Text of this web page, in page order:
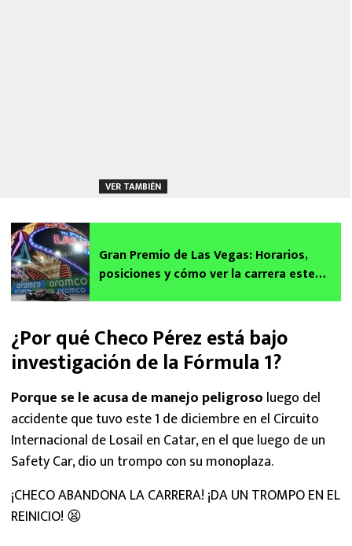
VER TAMBIÉN
Gran Premio de Las Vegas: Horarios,
posiciones y cómo ver la carrera este
¿Por qué Checo Pérez está bajo
investigación de la Fórmula 1?
Porque se le acusa de manejo peligroso luego del
accidente que tuvo este 1 de diciembre en el Circuito
Internacional de Losail en Catar, en el que luego de un
Safety Car, dio un trompo con su monoplaza.
¡CHECO ABANDONA LA CARRERA! ¡DA UN TROMPO EN EL
REINICIO! 😫